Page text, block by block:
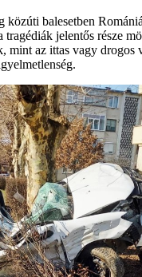
közúti balesetben
tragédiák jelentős része
mint az ittas vagy drogos